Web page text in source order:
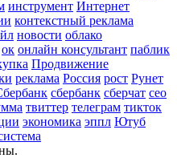
инструмент Интернет
контекстный реклама
новости облако
ок онлайн консультант паблик
Продвижение
реклама Россия рост Рунет
сбербанк сберчат сео
твиттер телеграм тикток
экономика эппл Ютуб